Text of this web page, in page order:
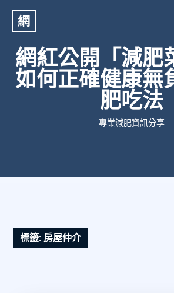
網
網紅公開「減肥
如何正確健康無
肥吃法
專業減肥資訊分享
標籤: 房屋仲介